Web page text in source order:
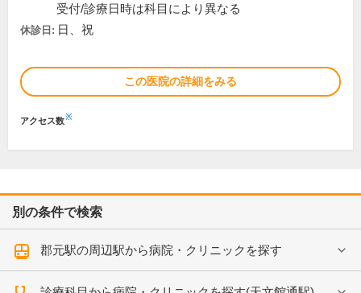
受付/診療日時は科目により異なる
休診日: 日、祝
この医院の詳細をみる
アクセス数※
別の条件で検索
郡元駅の周辺駅から病院・クリニックを探す